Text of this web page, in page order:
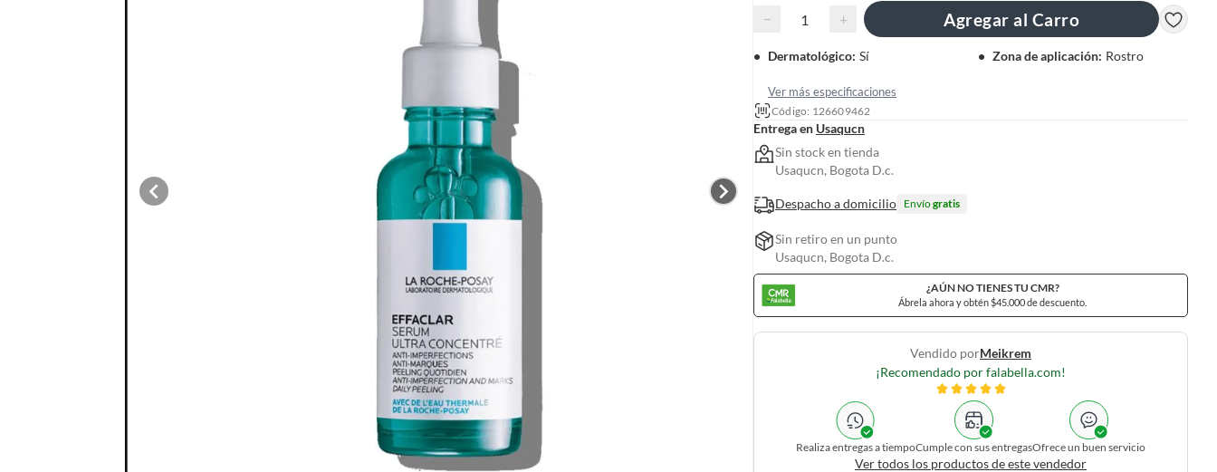
− + Agregar al Carro
Dermatológico: Sí Zona de aplicación: Rostro
Ver más especificaciones
Código: 126609462
Entrega en Usaqucn
Sin stock en tienda
Usaqucn, Bogota D.c.
Despacho a domicilio Envíogratis
Sin retiro en un punto
Usaqucn, Bogota D.c.
¿AÚN NO TIENES TU CMR?
Ábrela ahora y obtén $45.000 de descuento.
Vendido porMeikrem
¡Recomendado por falabella.com!
Realiza entregas a tiempoCumple con sus entregasOfrece un buen servicio
Ver todos los productos de este vendedor